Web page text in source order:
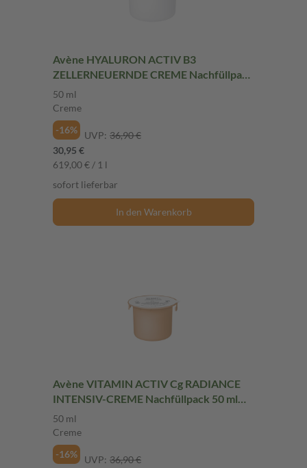
Avène HYALURON ACTIV B3
ZELLERNEUERNDE CREME Nachfüllpack
50 ml Creme
50 ml
Creme
-16%
UVP: 36,90 €
30,95 €
619,00 € / 1 l
sofort lieferbar
In den Warenkorb
Avène VITAMIN ACTIV Cg RADIANCE
INTENSIV-CREME Nachfüllpack 50 ml
Creme
50 ml
Creme
-16%
UVP: 36,90 €